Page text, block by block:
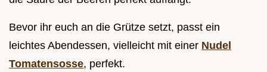
Bevor ihr euch an die Grütze setzt, passt ein
leichtes Abendessen, vielleicht mit einer Nudel
Tomatensosse, perfekt.